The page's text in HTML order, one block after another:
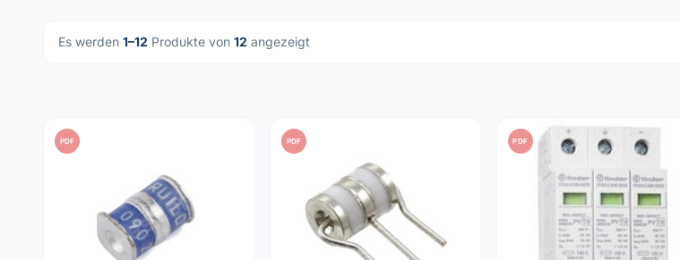
Es werden 1–12 Produkte von 12 angezeigt
PDF PDF PDF